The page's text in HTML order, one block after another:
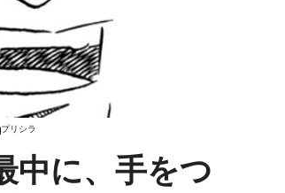
プリシラ
中に、手をつ